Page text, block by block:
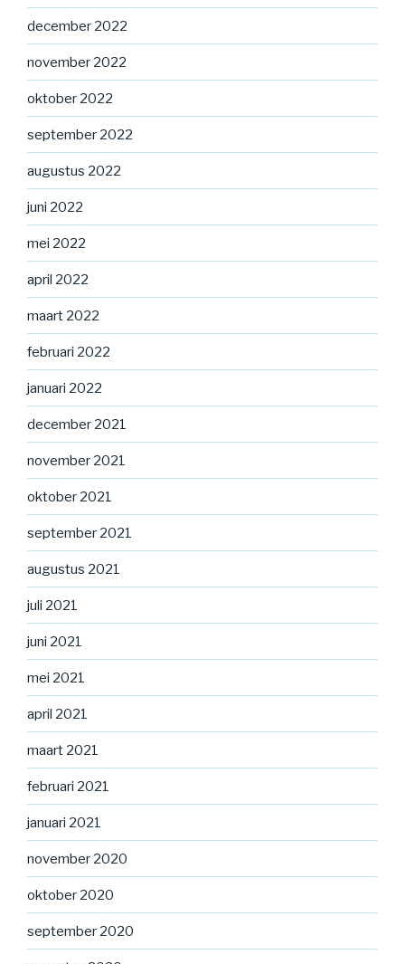
december 2022
november 2022
oktober 2022
september 2022
augustus 2022
juni 2022
mei 2022
april 2022
maart 2022
februari 2022
januari 2022
december 2021
november 2021
oktober 2021
september 2021
augustus 2021
juli 2021
juni 2021
mei 2021
april 2021
maart 2021
februari 2021
januari 2021
november 2020
oktober 2020
september 2020